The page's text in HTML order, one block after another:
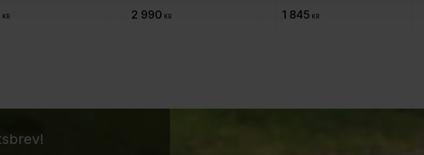
KR 2 990 KR 1 845 KR